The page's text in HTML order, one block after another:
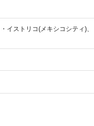
イストリコ(メキシコシティ)、